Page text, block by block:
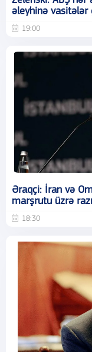
əleyhinə vasitələr
19:00
Əraqçi: İran və
marşrutu üzrə
18:30